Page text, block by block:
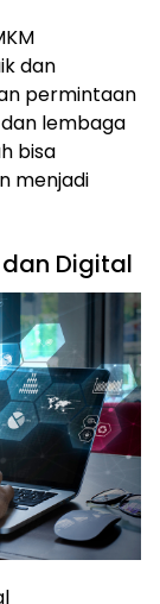
dan
permintaan
lembaga
bisa
menjadi
Digital